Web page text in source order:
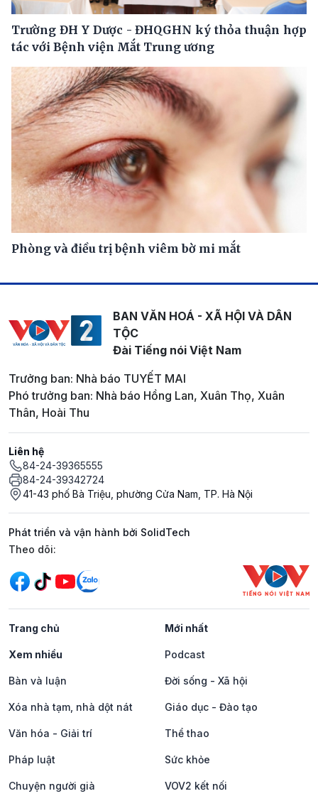
Trường ĐH Y Dược - ĐHQGHN ký thỏa thuận hợp
tác với Bệnh viện Mắt Trung ương
Phòng và điều trị bệnh viêm bờ mi mắt
BAN VĂN HOÁ - XÃ HỘI VÀ DÂN
TỘC
Đài Tiếng nói Việt Nam
Trưởng ban: Nhà báo TUYẾT MAI
Phó trưởng ban: Nhà báo Hồng Lan, Xuân Thọ, Xuân
Thân, Hoài Thu
Liên hệ
84-24-39365555
84-24-39342724
41-43 phố Bà Triệu, phường Cửa Nam, TP. Hà Nội
Phát triển và vận hành bởi SolidTech
Mạng xã hội
Theo dõi:
Trang chủ Mới nhất
Xem nhiều Podcast
Bàn và luận Đời sống - Xã hội
Xóa nhà tạm, nhà dột nát Giáo dục - Đào tạo
Văn hóa - Giải trí Thể thao
Pháp luật Sức khỏe
Chuyện người già VOV2 kết nối